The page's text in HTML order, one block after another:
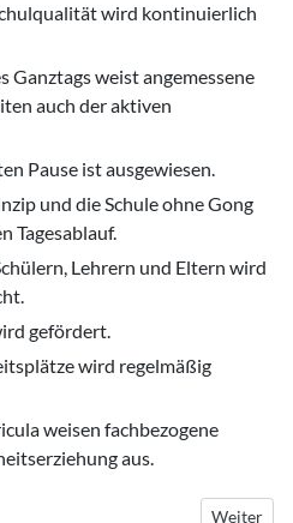
wird kontinuierlich
Ganztags weist angemessene
auch der aktiven
Pause ist ausgewiesen.
und die Schule ohne Gong
Tagesablauf.
Lehrern und Eltern wird
gefördert.
wird regelmäßig
weisen fachbezogene
aus.
Nächster
Weiter